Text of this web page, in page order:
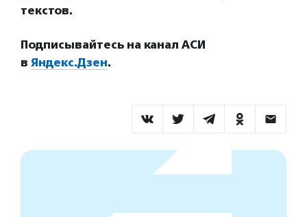
текстов.
Подписывайтесь на канал АСИ
в Яндекс.Дзен.